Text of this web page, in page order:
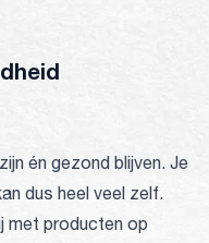
én gezond blijven. Je
dus heel veel zelf.
met producten op